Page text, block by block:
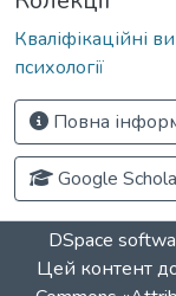
Кваліфікаційні
психології
Повна
Google
DSpace
Цей контент